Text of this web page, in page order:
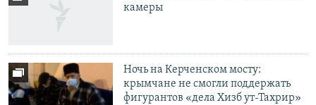
камеры
Ночь на Керченском мосту:
крымчане не смогли поддержать
фигурантов «дела Хизб ут-Тахрир»